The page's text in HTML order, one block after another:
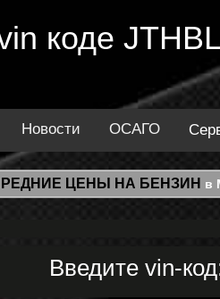
коде
Новости ОСАГО
ЦЕНЫ НА БЕНЗИН в
Введите vin-